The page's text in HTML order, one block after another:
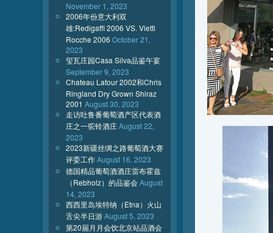
November 1, 2023
2006年份意大利双
雄:Redigaffi 2006 VS. Vietti
Rocche 2006 October 21,
2023
玺瓦庄园Casa Silva品鉴午宴
September 9, 2023
Chateau Latour 2002和Chris
Ringland Dry Grown Shiraz
2001 August 30, 2023
走访吐鲁番葡萄酒产区代表酒
庄之一驼铃酒庄August 22,
2023
2023新疆丝绸之路葡萄酒大赛
评委工作August 16, 2023
德国精品葡萄酒酒庄雷布霍兹
（Rebholz）的品鉴会August
14, 2023
西西里岛埃特纳（Etna）火山
舌尖半日游August 5, 2023
第20届月月会饮北京站品酒会